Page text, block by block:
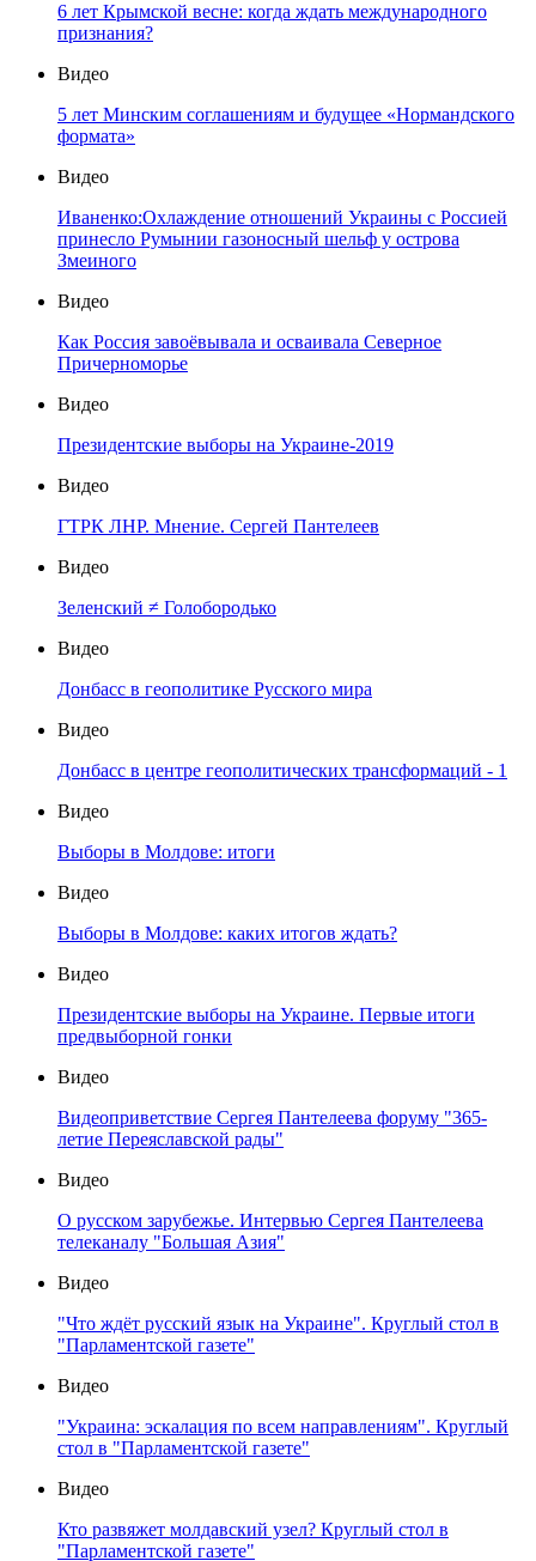
6 лет Крымской весне: когда ждать международного
признания?
Видео
5 лет Минским соглашениям и будущее «Нормандского
формата»
Видео
Иваненко:Охлаждение отношений Украины с Россией
принесло Румынии газоносный шельф у острова
Змеиного
Видео
Как Россия завоёвывала и осваивала Северное
Причерноморье
Видео
Президентские выборы на Украине-2019
Видео
ГТРК ЛНР. Мнение. Сергей Пантелеев
Видео
Зеленский ≠ Голобородько
Видео
Донбасс в геополитике Русского мира
Видео
Донбасс в центре геополитических трансформаций - 1
Видео
Выборы в Молдове: итоги
Видео
Выборы в Молдове: каких итогов ждать?
Видео
Президентские выборы на Украине. Первые итоги
предвыборной гонки
Видео
Видеоприветствие Сергея Пантелеева форуму "365-
летие Переяславской рады"
Видео
О русском зарубежье. Интервью Сергея Пантелеева
телеканалу "Большая Азия"
Видео
"Что ждёт русский язык на Украине". Круглый стол в
"Парламентской газете"
Видео
"Украина: эскалация по всем направлениям". Круглый
стол в "Парламентской газете"
Видео
Кто развяжет молдавский узел? Круглый стол в
"Парламентской газете"